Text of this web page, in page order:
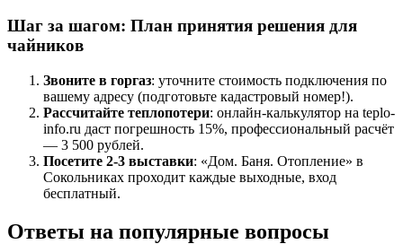
Шаг за шагом: План принятия решения для
чайников
Звоните в горгаз: уточните стоимость подключения по
вашему адресу (подготовьте кадастровый номер!).
Рассчитайте теплопотери: онлайн-калькулятор на teplo-
info.ru даст погрешность 15%, профессиональный расчёт
— 3 500 рублей.
Посетите 2-3 выставки: «Дом. Баня. Отопление» в
Сокольниках проходит каждые выходные, вход
бесплатный.
Ответы на популярные вопросы